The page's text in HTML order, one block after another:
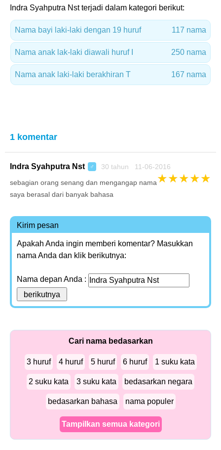
Indra Syahputra Nst terjadi dalam kategori berikut:
Nama bayi laki-laki dengan 19 huruf 117 nama
Nama anak lak-laki diawali huruf I 250 nama
Nama anak laki-laki berakhiran T 167 nama
1 komentar
Indra Syahputra Nst ♂ 30 tahun 11-06-2016
★★★★★
sebagian orang senang dan mengangap nama
saya berasal dari banyak bahasa
Kirim pesan
Apakah Anda ingin memberi komentar? Masukkan
nama Anda dan klik berikutnya:
Nama depan Anda :
Cari nama bedasarkan
3 huruf 4 huruf 5 huruf 6 huruf 1 suku kata
2 suku kata 3 suku kata bedasarkan negara
bedasarkan bahasa nama populer
Tampilkan semua kategori